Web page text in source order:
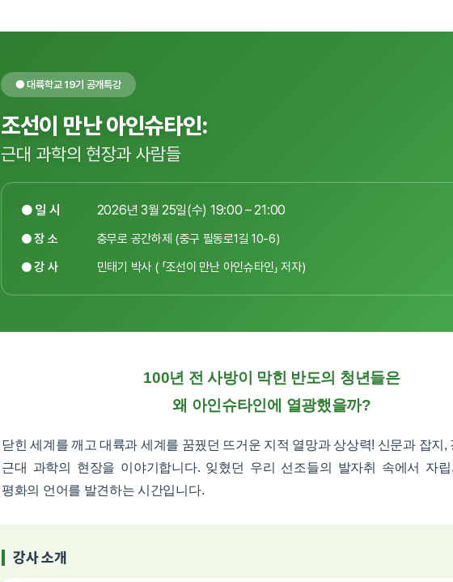
● 대륙학교 19기 공개특강
조선이 만난 아인슈타인:
근대 과학의 현장과 사람들
● 일 시 2026년 3월 25일(수) 19:00 – 21:00
● 장 소
충무로 공간하제 (중구 필동로1길 10-6)
● 강 사
민태기 박사 ( 「조선이 만난 아인슈타인」 저자)
100년 전 사방이 막힌 반도의 청년들은
왜 아인슈타인에 열광했을까?
닫힌 세계를 깨고 대륙과 세계를 꿈꿨던 뜨거운 지적 열망과 상상력! 신문과 잡지,
근대 과학의 현장을 이야기합니다. 잊혔던 우리 선조들의 발자취 속에서 자
평화의 언어를 발견하는 시간입니다.
강사 소개